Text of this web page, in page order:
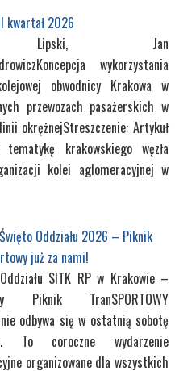
kwartał 2026
Lipski, Jan
wykorzystania
obwodnicy Krakowa w
przewozach pasażerskich w
okrężnejStreszczenie: Artykuł
tematykę krakowskiego węzła
kolei aglomeracyjnej w
Oddziału 2026 – Piknik
już za nami!
SITK RP w Krakowie –
Piknik TranSPORTOWY
odbywa się w ostatnią sobotę
To coroczne wydarzenie
organizowane dla wszystkich